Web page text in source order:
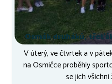
Osmák druháků,
V úterý, ve čtvrtek a v
na Osmičce proběhly
se jich všichni